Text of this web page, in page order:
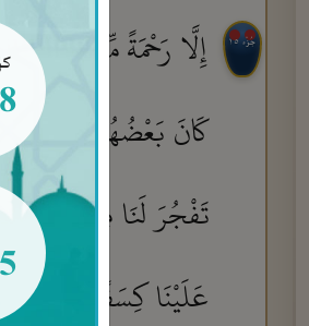
جُزْء ١٥ إِلَّا رَحْمَةً مِّن رَّبِّكَ
كَانَ بَعْضُهُمْ لِبَعْضٍ
تَفْجُرَ لَنَا مِنَ ٱلْأَرْضِ
عَلَيْنَا كِسَفًا أَوْ تَأْتِىَ